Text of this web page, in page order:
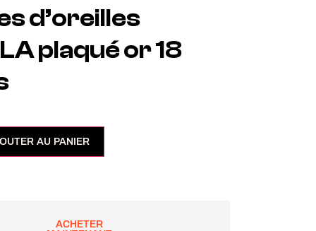
d’oreilles
plaqué or 18
AU PANIER
ACHETER